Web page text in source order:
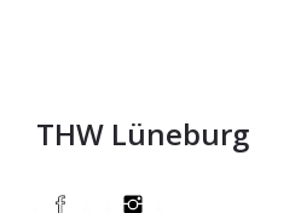
THW Lüneburg